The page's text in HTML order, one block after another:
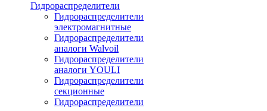
Гидрораспределители
Гидрораспределители
электромагнитные
Гидрораспределители
аналоги Walvoil
Гидрораспределители
аналоги YOULI
Гидрораспределители
секционные
Гидрораспределители